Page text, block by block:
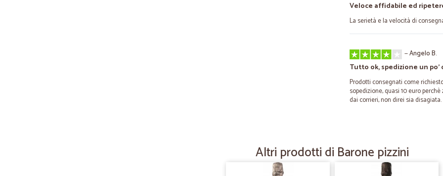
Veloce affidabile ed
La serietà e la velocità di
—Angelo B.
Tutto ok, spedizione un po'
Prodotti consegnati come
sopedizione, quasi 10 euro
dai corrieri, non direi sia disagiata.
Buona ma non ottima
Consegna rapida, costo
malo modo con tutto il prodotto
Altri prodotti di Barone pizzini